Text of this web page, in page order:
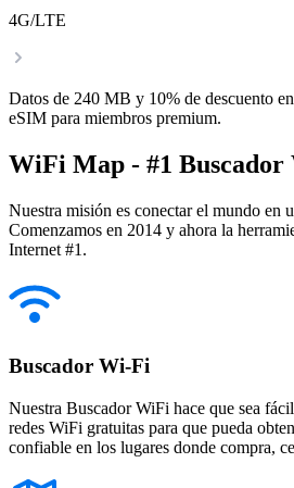
4G/LTE
Datos de 240 MB y 10% de descuento
eSIM para miembros premium.
WiFi Map - #1
Nuestra misión es conectar el mundo en
Comenzamos en 2014 y ahora la
Internet #1.
Buscador Wi-Fi
Nuestra Buscador WiFi hace que sea
redes WiFi gratuitas para que pueda
confiable en los lugares donde compra,